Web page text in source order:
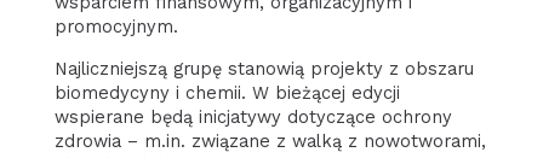
promocyjnym.
Najliczniejszą grupę stanowią projekty z obszaru
biomedycyny i chemii. W bieżącej edycji
wspierane będą inicjatywy dotyczące ochrony
zdrowia – m.in. związane z walką z nowotworami,